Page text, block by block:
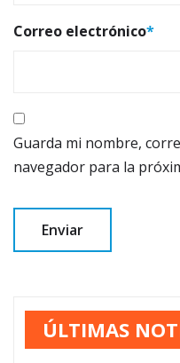
Correo electrónico*
Guarda mi nombre,
navegador para la
ÚLTIMAS